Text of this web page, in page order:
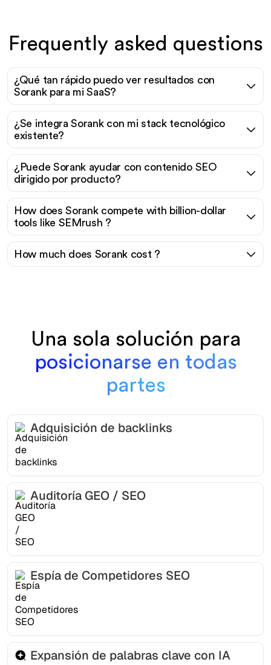
Frequently asked questions
¿Qué tan rápido puedo ver resultados con
Sorank para mi SaaS?
¿Se integra Sorank con mi stack tecnológico
existente?
¿Puede Sorank ayudar con contenido SEO
dirigido por producto?
How does Sorank compete with billion-dollar
tools like SEMrush ?
How much does Sorank cost ?
Una sola solución para
posicionarse en todas
partes
Adquisición de backlinks
Auditoría GEO / SEO
Espía de Competidores SEO
Expansión de palabras clave con IA